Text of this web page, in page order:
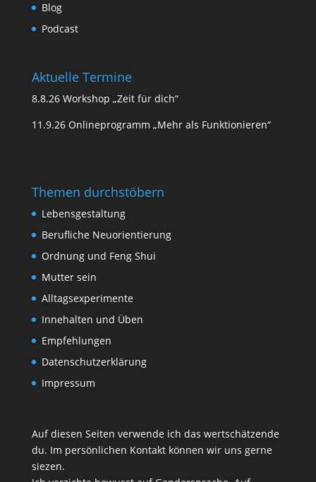
Blog
Podcast
Aktuelle Termine
8.8.26 Workshop „Zeit für dich“
11.9.26 Onlineprogramm „Mehr als Funktionieren“
Themen durchstöbern
Lebensgestaltung
Berufliche Neuorientierung
Ordnung und Feng Shui
Mutter sein
Alltagsexperimente
Innehalten und Üben
Empfehlungen
Datenschutzerklärung
Impressum
Auf diesen Seiten verwende ich das wertschätzende
du. Im persönlichen Kontakt können wir uns gerne
siezen.